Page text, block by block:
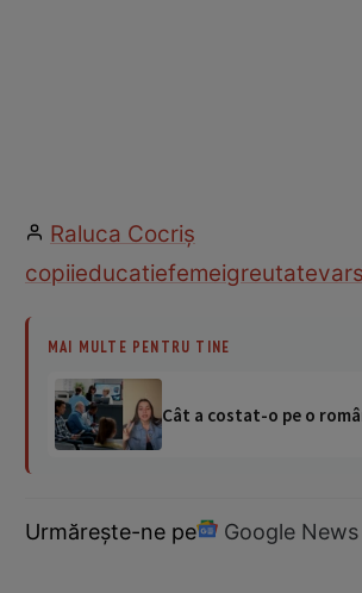
Raluca Cocriş
copiieducatiefemeigreutate
MAI MULTE PENTRU TINE
Cât a costat-o pe o
Urmărește-ne pe Google News